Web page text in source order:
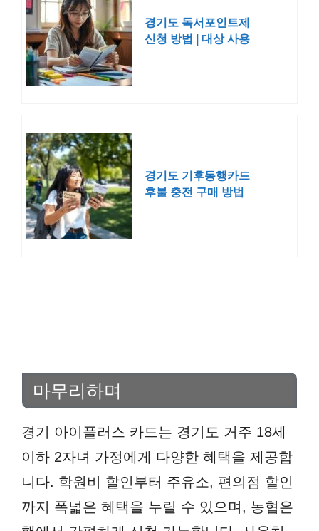
경기도 독서포인트제
신청 방법 | 대상 사용
경기도 기후동행카드
후불 충전 구매 방법
마무리하며
경기 아이플러스 카드는 경기도 거주 18세
이하 2자녀 가정에게 다양한 혜택을 제공합
니다. 학원비 할인부터 주유소, 편의점 할인
까지 폭넓은 혜택을 누릴 수 있으며, 농협은